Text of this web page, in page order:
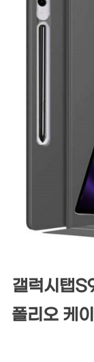
갤럭시탭
폴리오 케